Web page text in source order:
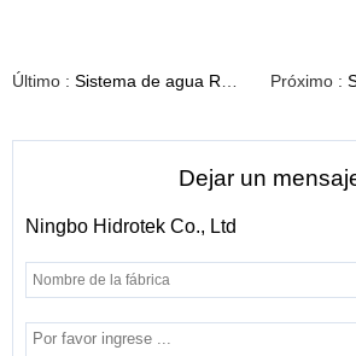
Próximo :
Último : Sistema de agua RO de pared para el hogar con filtro en línea de 5 etapas H08
Dejar un
Ningbo Hidrotek Co., Ltd